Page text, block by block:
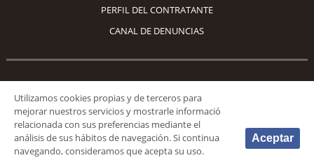
PERFIL DEL CONTRATANTE
CANAL DE DENUNCIAS
Síguenos
Utilizamos cookies propias y de terceros para
mejorar nuestros servicios y mostrarle informació
relacionada con sus preferencias mediante el
análisis de sus hábitos de navegación. Si continua
navegando, consideramos que acepta su uso.
Aceptar